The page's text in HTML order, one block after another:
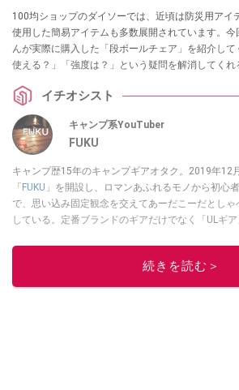
100均ショップのダイソーでは、近頃は防災用アイ
使用した簡易アイテムも多数展開されています。今
んが実際に購入した「段ボールチェア」を紹介して
使える？」「強度は？」という疑問を解消してく
イチオシスト
キャンプ系YouTuber
FUKU
キャンプ歴15年のキャンプギアオタク。2019年12
「 FUKU 」を開設し、ロマンあふれるモノから初心
で、思い込み固定観念を交えてあーだこーだとし
している。定番ブランドのギアだけでなく「ULギア
このイチオシ
続きを読む＞